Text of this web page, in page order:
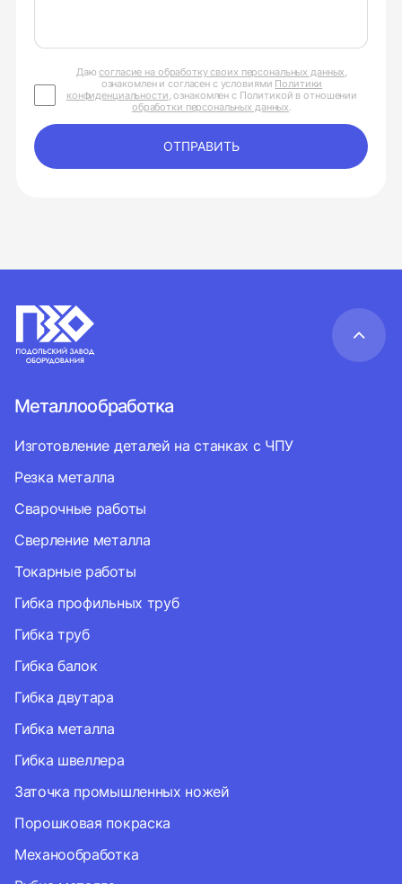
Даюсогласие на обработку своих персональных данных,
ознакомлен и согласен с условиями Политики
конфиденциальности, ознакомлен с Политикой в отношении
обработки персональных данных.
ОТПРАВИТЬ
Металлообработка
Изготовление деталей на станках с ЧПУ
Резка металла
Сварочные работы
Сверление металла
Токарные работы
Гибка профильных труб
Гибка труб
Гибка балок
Гибка двутара
Гибка металла
Гибка швеллера
Заточка промышленных ножей
Порошковая покраска
Механообработка